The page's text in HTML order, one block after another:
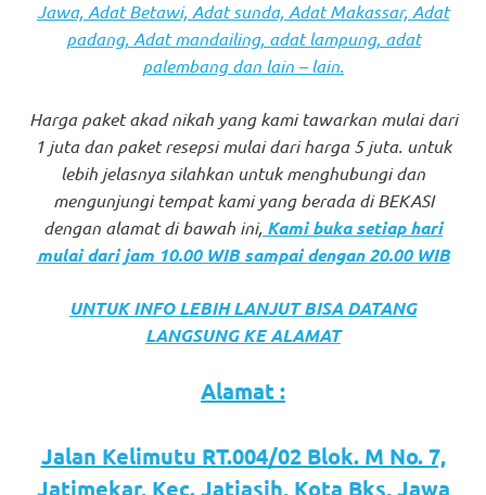
favorite
watches.
Hours
Online
rolex.
Here
Jawa, Adat Betawi, Adat sunda, Adat Makassar, Adat
padang, Adat mandailing, adat lampung, adat
palembang dan lain – lain.
Harga paket akad nikah yang kami tawarkan mulai dari
1 juta dan paket resepsi mulai dari harga 5 juta. untuk
lebih jelasnya silahkan untuk menghubungi dan
mengunjungi tempat kami yang berada di BEKASI
dengan alamat di bawah ini, Kami buka setiap hari
mulai dari jam 10.00 WIB sampai dengan 20.00 WIB
UNTUK INFO LEBIH LANJUT BISA DATANG
LANGSUNG KE ALAMAT
Alamat :
Jalan Kelimutu RT.004/02 Blok. M No. 7,
Jatimekar, Kec. Jatiasih, Kota Bks, Jawa